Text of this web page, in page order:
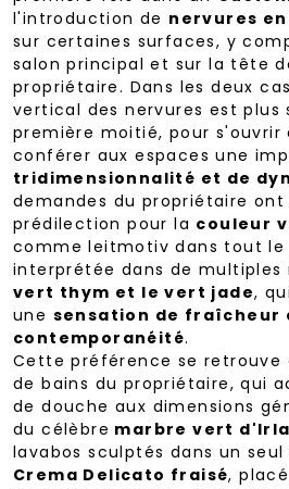
l'introduction de nervures
sur certaines surfaces, y
salon principal et sur la tête
propriétaire. Dans les deux
vertical des nervures est plus
première moitié, pour s'ouvrir
conférer aux espaces une
tridimensionnalité et de
demandes du propriétaire ont
prédilection pour la couleur
comme leitmotiv dans tout
interprétée dans de multiples
vert thym et le vert jade,
une sensation de fraîcheur
contemporanéité.
Cette préférence se retrouve
de bains du propriétaire, qui
de douche aux dimensions
du célèbre marbre vert
lavabos sculptés dans un
Crema Delicato fraisé,